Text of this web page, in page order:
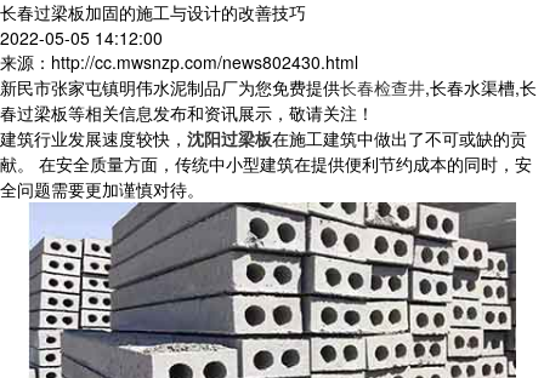
长春过梁板加固的施工与设计的改善技巧
2022-05-05 14:12:00
来源：http://cc.mwsnzp.com/news802430.html
新民市张家屯镇明伟水泥制品厂为您免费提供长春检查井,长春水渠槽,长
春过梁板等相关信息发布和资讯展示，敬请关注！
建筑行业发展速度较快， 沈阳过梁板在施工建筑中做出了不可或缺的贡
献。 在安全质量方面，传统中小型建筑在提供便利节约成本的同时，安
全问题需要更加谨慎对待。